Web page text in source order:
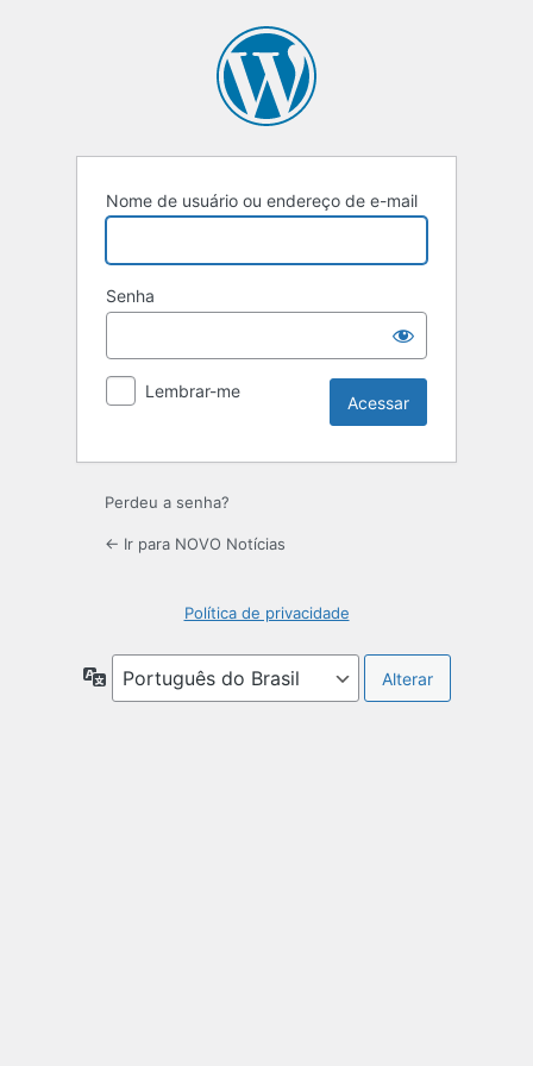
Nome de usuário ou endereço de e-mail
Senha
Lembrar-me
Perdeu a senha?
← Ir para NOVO Notícias
Política de privacidade
Idioma